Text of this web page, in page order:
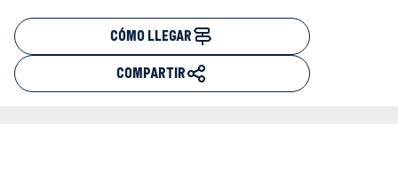
CÓMO LLEGAR
COMPARTIR